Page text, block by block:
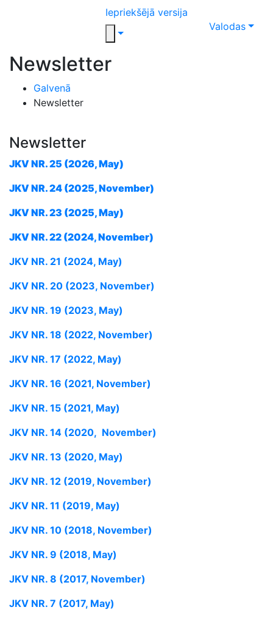
Iepriekšējā versija
Valodas
Newsletter
Galvenā
Newsletter
Newsletter
JKV NR. 25 (2026, May)
JKV NR. 24 (2025, November)
JKV NR. 23 (2025, May)
JKV NR. 22 (2024, November)
JKV NR. 21 (2024, May)
JKV NR. 20 (2023, November)
JKV NR. 19 (2023, May)
JKV NR. 18 (2022, November)
JKV NR. 17 (2022, May)
JKV NR. 16 (2021, November)
JKV NR. 15 (2021, May)
JKV NR. 14 (2020, November)
JKV NR. 13 (2020, May)
JKV NR. 12 (2019, November)
JKV NR. 11 (2019, May)
JKV NR. 10 (2018, November)
JKV NR. 9 (2018, May)
JKV NR. 8 (2017, November)
JKV NR. 7 (2017, May)